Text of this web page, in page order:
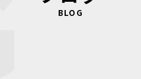
BLOG